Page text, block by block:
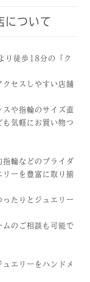
について
り徒歩18分の「ク
クセスしやすい店舗
や指輪のサイズ直
も気軽にお買い物つ
指輪などのブライダ
リーを豊富に取り揃
たりとジュエリー
ムのご相談も可能で
エリーをハンドメ